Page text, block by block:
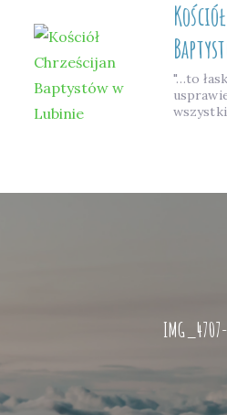
content
"…to